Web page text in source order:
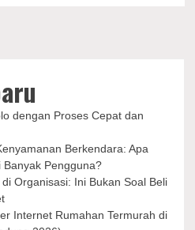
dengan Proses Cepat dan
Berkendara: Apa
Pengguna?
Organisasi: Ini Bukan Soal Beli
Internet Rumahan Termurah di